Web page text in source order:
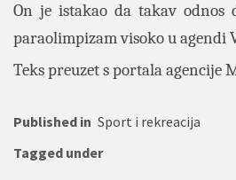
On je istakao da takav odnos
paraolimpizam visoko u agendi
Teks preuzet s portala agencije
Published in Sport i rekreacija
Tagged under